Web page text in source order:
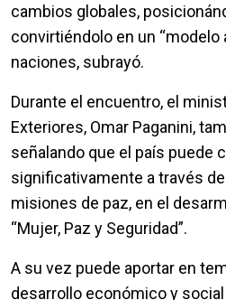
cambios globales,
convirtiéndolo en un “modelo
naciones, subrayó.
Durante el encuentro, el
Exteriores, Omar Paganini,
señalando que el país puede
significativamente a través
misiones de paz, en el
“Mujer, Paz y Seguridad”.
A su vez puede aportar en
desarrollo económico y